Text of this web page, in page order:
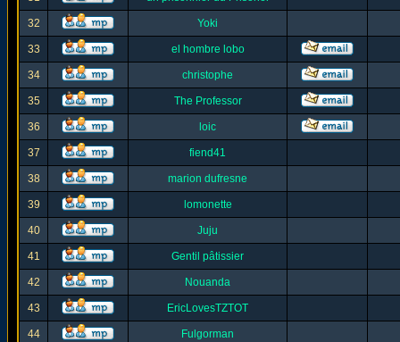
32 Yoki
33 el hombre lobo
34 christophe
35 The Professor
36 loic
37 fiend41
38 marion dufresne
39 lomonette
40 Juju
41 Gentil pâtissier
42 Nouanda
43 EricLovesTZTOT
44 Fulgorman